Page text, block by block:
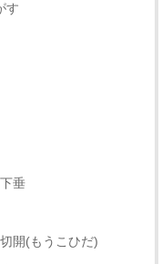
す
垂
開(もうこひだ)